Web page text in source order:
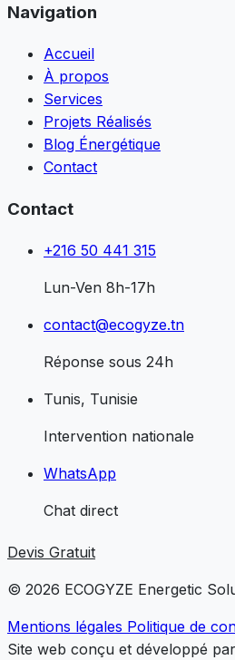
Navigation
Accueil
À propos
Services
Projets Réalisés
Blog Énergétique
Contact
Contact
+216 50 441 315
Lun-Ven 8h-17h
contact@ecogyze.tn
Réponse sous 24h
Tunis, Tunisie
Intervention nationale
WhatsApp
Chat direct
Devis Gratuit
© 2026 ECOGYZE Energetic
Mentions légales Politique de
Site web conçu et développé